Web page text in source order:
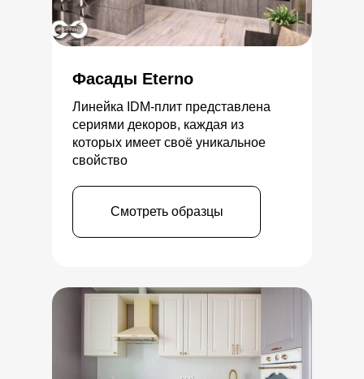
Линейка IDM-плит представлена
сериями декоров, каждая из
которых имеет своё уникальное
свойство
Фасады Eterno
Смотреть образцы